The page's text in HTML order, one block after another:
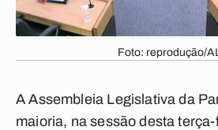
Foto: reprodução/
A Assembleia Legislativa da
maioria, na sessão desta